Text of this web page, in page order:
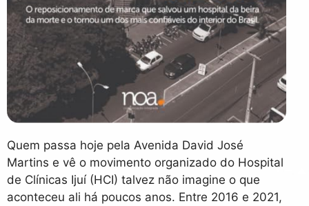
Quem passa hoje pela Avenida David José
Martins e vê o movimento organizado do Hospital
de Clínicas Ijuí (HCI) talvez não imagine o que
aconteceu ali há poucos anos. Entre 2016 e 2021,